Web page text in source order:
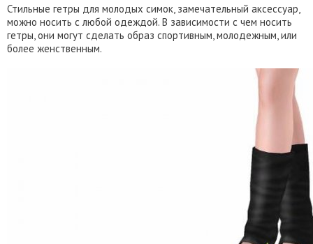
Стильные гетры для молодых симок, замечательный аксессуар,
можно носить с любой одеждой. В зависимости с чем носить
гетры, они могут сделать образ спортивным, молодежным, или
более женственным.